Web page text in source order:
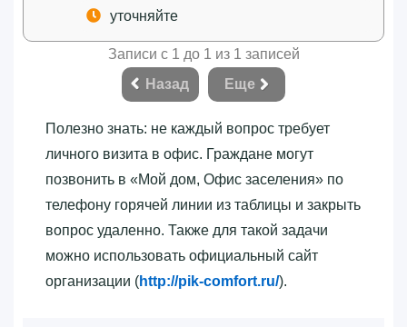
уточняйте
Записи с 1 до 1 из 1 записей
Назад
Еще
Полезно знать: не каждый вопрос требует
личного визита в офис. Граждане могут
позвонить в «‎Мой дом, Офис заселения»‎ по
телефону горячей линии из таблицы и закрыть
вопрос удаленно. Также для такой задачи
можно использовать официальный сайт
организации (http://pik-comfort.ru/).